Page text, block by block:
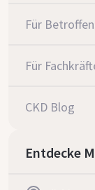
Für
Für
CKD Blog
Entdecke